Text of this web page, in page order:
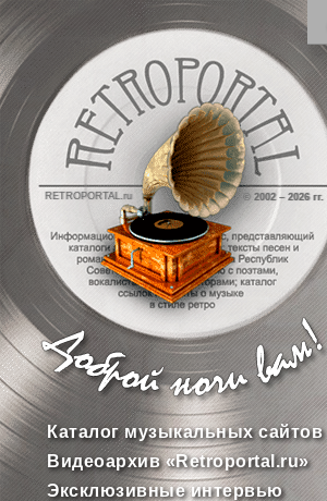
RETROPORTAL.ru © 2002 – 2026 гг.
Каталог музыкальных сайтов
Видеоархив «Retroportal.ru»
Эксклюзивные интервью